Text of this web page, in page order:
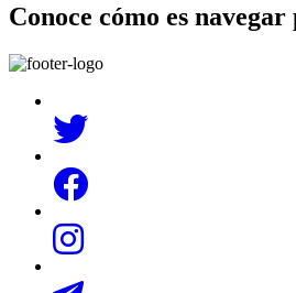
Conoce cómo es